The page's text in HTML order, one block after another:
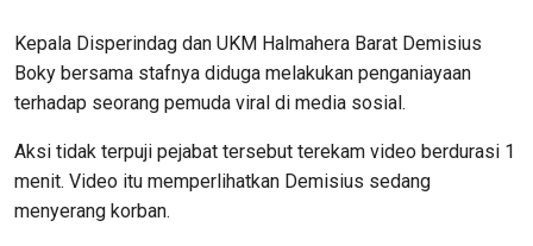
Kepala Disperindag dan UKM Halmahera Barat Demisius
Boky bersama stafnya diduga melakukan penganiayaan
terhadap seorang pemuda viral di media sosial.
Aksi tidak terpuji pejabat tersebut terekam video berdurasi 1
menit. Video itu memperlihatkan Demisius sedang
menyerang korban.